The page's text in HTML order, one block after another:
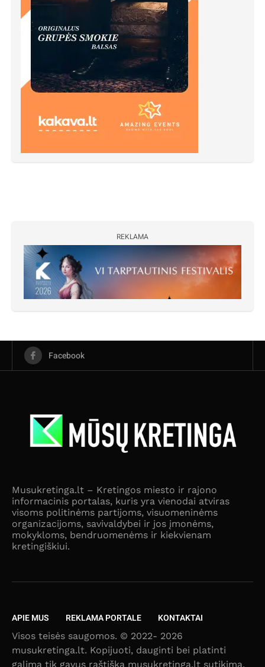
REKLAMA
Facebook
Musukretinga.lt – Kretingos miesto ir rajono
informacinis portalas, kuris yra vienodai atviras
visoms politinėms partijoms, visuomeninėms
organizacijoms, savivaldybei ir jos įmonėms,
mokykloms, bendruomenėms ir kiekvienam
kretingiškiui.
APIE MUS REKLAMA PORTALE KONTAKTAI
Visos teisės saugomos. © 2022- 2026
musukretinga.lt. Kopijuoti, dauginti bei platinti
galima tik gavus raštišką musukretinga.lt sutikimą.